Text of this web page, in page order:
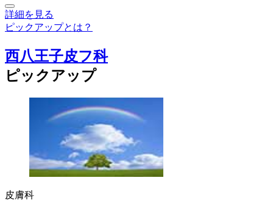
詳細を見る
ピックアップとは？
西八王子皮フ科
ピックアップ
皮膚科